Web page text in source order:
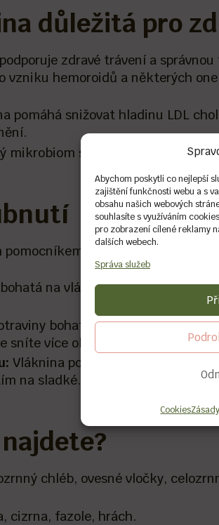
Abychom poskytli co nejlepší
zajištění funkčnosti webu a s
obsahu našich webových
souhlasíte s využíváním
pro zobrazení cílené reklamy
dalších webech.
Správa služeb
Cookies
důležitá pro
zdravé trávení a
vzniku hemoroidů a některých
pomáhá snižovat hladinu LDL
mikrobiom střev, který je klíčový
při hubnutí. Proč?
na vlákninu zpomalují
bohaté na vlákninu mávají
sníte více objemu, ale s méně
Vláknina pomáhá udržet stabilní
na sladké.
chléb, ovesné vločky,
cizrna, fazole, hrách.